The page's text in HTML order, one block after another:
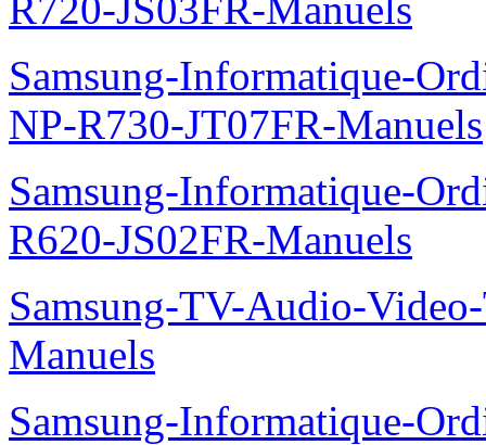
Samsung-Informatique-
NP-R730-JT07FR-Manuels
Samsung-Informatique-
R620-JS02FR-Manuels
Samsung-TV-Audio-
Manuels
Samsung-Informatique-